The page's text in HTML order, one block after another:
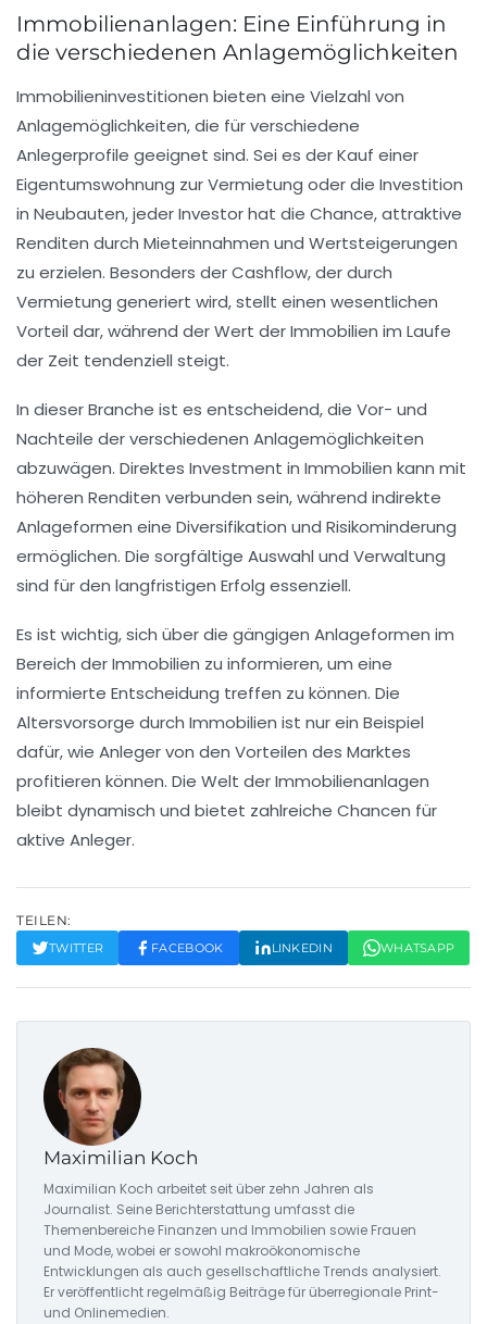
Immobilienanlagen: Eine Einführung in
die verschiedenen Anlagemöglichkeiten
Immobilieninvestitionen bieten eine Vielzahl von
Anlagemöglichkeiten, die für verschiedene
Anlegerprofile geeignet sind. Sei es derKauf einer
Eigentumswohnung zur Vermietung oder die Investition
in Neubauten, jeder Investor hat die Chance, attraktive
Renditen durch Mieteinnahmen und Wertsteigerungen
zu erzielen. Besonders derCashflow, der durch
Vermietung generiert wird, stellt einen wesentlichen
Vorteil dar, während der Wert der Immobilien im Laufe
der Zeit tendenziell steigt.
In dieser Branche ist es entscheidend, die Vor- und
Nachteile der verschiedenen Anlagemöglichkeiten
abzuwägen. Direktes Investment in Immobilien kann mit
höheren Renditen verbunden sein, während indirekte
Anlageformen eine Diversifikation und Risikominderung
ermöglichen. Die sorgfältige Auswahl und Verwaltung
sind für den langfristigen Erfolg essenziell.
Es ist wichtig, sich über die gängigen Anlageformen im
Bereich der Immobilien zu informieren, um eine
informierte Entscheidung treffen zu können. Die
Altersvorsorge durch Immobilien ist nur ein Beispiel
dafür, wie Anleger von den Vorteilen des Marktes
profitieren können. Die Welt der Immobilienanlagen
bleibt dynamisch und bietet zahlreiche Chancen für
aktive Anleger.
TEILEN:
TWITTER FACEBOOK LINKEDIN WHATSAPP
Maximilian Koch
Maximilian Koch arbeitet seit über zehn Jahren als
Journalist. Seine Berichterstattung umfasst die
Themenbereiche Finanzen und Immobilien sowie Frauen
und Mode, wobei er sowohl makroökonomische
Entwicklungen als auch gesellschaftliche Trends analysiert.
Er veröffentlicht regelmäßig Beiträge für überregionale Print-
und Onlinemedien.